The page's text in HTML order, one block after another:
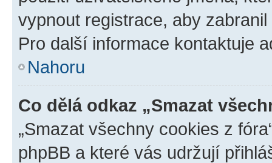
vypnout registrace, aby
Pro další informace kontaktuje
Nahoru
Co dělá odkaz „Smazat
„Smazat všechny cookies z
phpBB a které vás udržují